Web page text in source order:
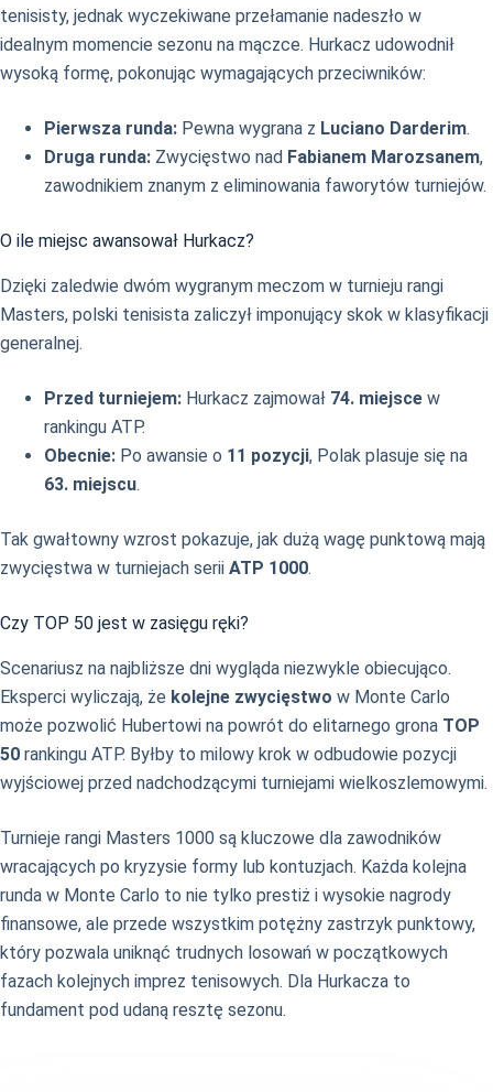
tenisisty, jednak wyczekiwane przełamanie nadeszło w
idealnym momencie sezonu na mączce. Hurkacz udowodnił
wysoką formę, pokonując wymagających przeciwników:
Pierwsza runda: Pewna wygrana z Luciano Darderim.
Druga runda: Zwycięstwo nad Fabianem Marozsanem,
zawodnikiem znanym z eliminowania faworytów turniejów.
O ile miejsc awansował Hurkacz?
Dzięki zaledwie dwóm wygranym meczom w turnieju rangi
Masters, polski tenisista zaliczył imponujący skok w klasyfikacji
generalnej.
Przed turniejem: Hurkacz zajmował 74. miejsce w
rankingu ATP.
Obecnie: Po awansie o 11 pozycji, Polak plasuje się na
63. miejscu.
Tak gwałtowny wzrost pokazuje, jak dużą wagę punktową mają
zwycięstwa w turniejach serii ATP 1000.
Czy TOP 50 jest w zasięgu ręki?
Scenariusz na najbliższe dni wygląda niezwykle obiecująco.
Eksperci wyliczają, że kolejne zwycięstwo w Monte Carlo
może pozwolić Hubertowi na powrót do elitarnego grona TOP
50 rankingu ATP. Byłby to milowy krok w odbudowie pozycji
wyjściowej przed nadchodzącymi turniejami wielkoszlemowymi.
Turnieje rangi Masters 1000 są kluczowe dla zawodników
wracających po kryzysie formy lub kontuzjach. Każda kolejna
runda w Monte Carlo to nie tylko prestiż i wysokie nagrody
finansowe, ale przede wszystkim potężny zastrzyk punktowy,
który pozwala uniknąć trudnych losowań w początkowych
fazach kolejnych imprez tenisowych. Dla Hurkacza to
fundament pod udaną resztę sezonu.